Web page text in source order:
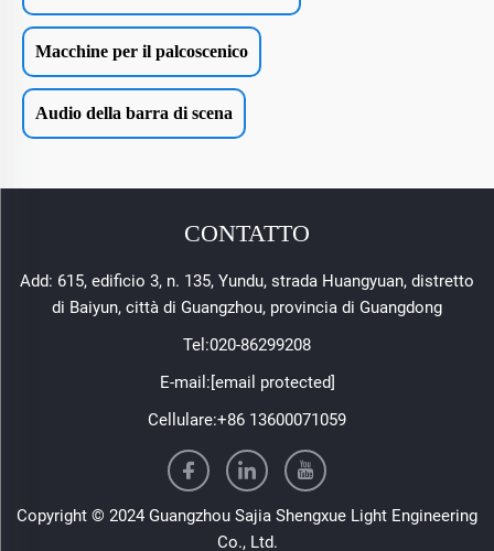
Macchine per il palcoscenico
Audio della barra di scena
CONTATTO
Add: 615, edificio 3, n. 135, Yundu, strada Huangyuan, distretto
di Baiyun, città di Guangzhou, provincia di Guangdong
Tel:020-86299208
E-mail:[email protected]
Cellulare:+86 13600071059
Copyright © 2024 Guangzhou Sajia Shengxue Light Engineering
Co., Ltd.